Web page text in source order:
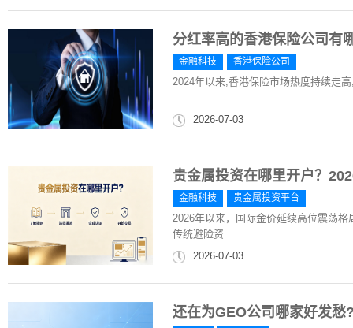
分红率高的香港保险公司有
金融科技 香港保险公司
2024年以来,香港保险市场热度持续走
2026-07-03
贵金属投资在哪里开户？
金融科技 贵金属投资平台
2026年以来，国际金价延续高位震荡
传统避险资...
2026-07-03
还在为GEO公司哪家好发愁